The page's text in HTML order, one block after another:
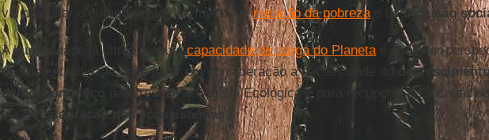
vai dificultar o cumprimento das metas deredução da pobrezae deinclusão
A humanidade já ultrapassou acapacidade de carga do Planetae qualquer
de sustentabilidade deve levar em consideração a necessidade do
demoeconômico
para reduzir a Pegada Ecológica e para recuperar a
via arestauração dos ecossistemas.